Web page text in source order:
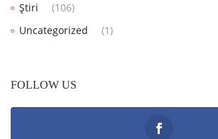
Știri
(106)
Uncategorized
(1)
FOLLOW US